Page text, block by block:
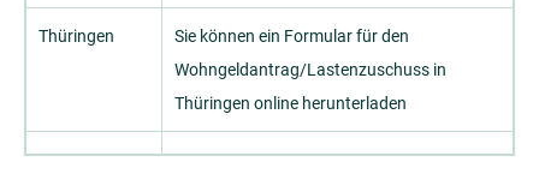
Thüringen
Sie können ein Formular für den
Wohngeldantrag/Lastenzuschuss in
Thüringen online herunterladen